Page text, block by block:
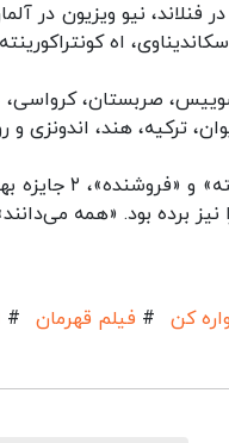
فنلاند، نیو ویزیون در
اه
صربستان، کرواسی،
ترکیه، هند، اندونزی
فرهادی
نیز برده بود. «همه
کن # فیلم قهرمان #